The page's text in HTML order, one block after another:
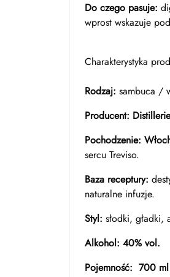
Do czego pasuje:
wprost wskazuje
Charakterystyka
Rodzaj: sambuca /
Producent:
Pochodzenie:
sercu Treviso.
Baza receptury:
naturalne infuzje.
Styl: słodki, gładki,
Alkohol: 40% vol.
Pojemność: 700